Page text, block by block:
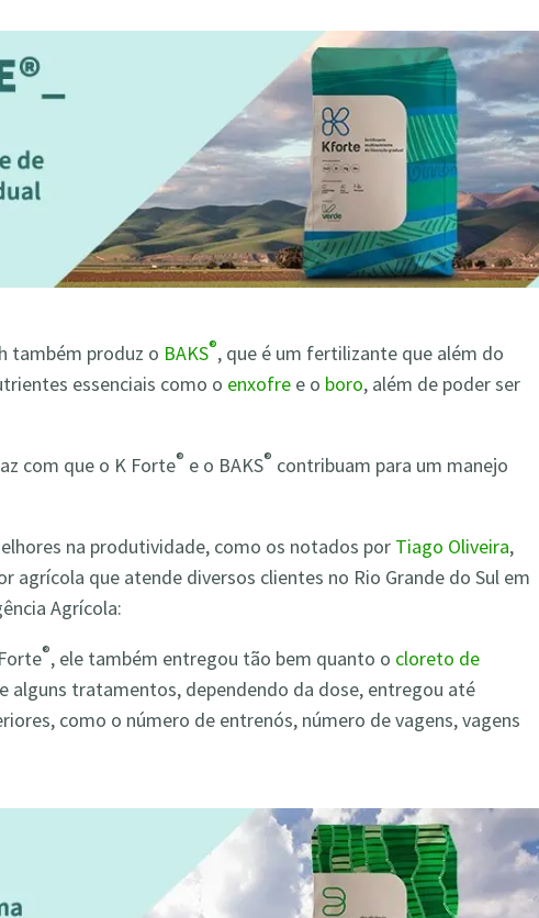
também produz o BAKS®, que é um fertilizante que além do
essenciais como o enxofre e o boro, além de poder ser
com que o K Forte® e o BAKS® contribuam para um manejo
na produtividade, como os notados por Tiago Oliveira,
agrícola que atende diversos clientes no Rio Grande do Sul em
Agrícola:
®, ele também entregou tão bem quanto o cloreto de
alguns tratamentos, dependendo da dose, entregou até
como o número de entrenós, número de vagens, vagens